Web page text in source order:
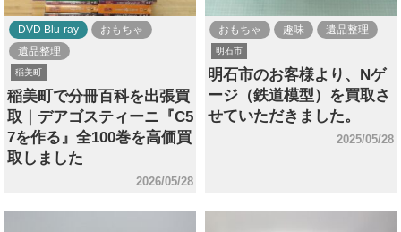
DVD Blu-ray
おもちゃ
遺品整理
稲美町
稲美町で分冊百科を出張買
取｜デアゴスティーニ『C5
7を作る』全100巻を高価買
取しました
2026/05/28
おもちゃ 趣味 遺品整理
明石市
明石市のお客様より、Nゲ
ージ（鉄道模型）を買取さ
せていただきました。
2025/05/28